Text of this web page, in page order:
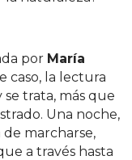
por María
caso, la lectura
se trata, más que
Una noche,
de marcharse,
a través hasta